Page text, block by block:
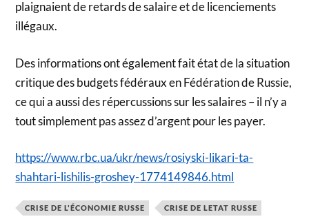
plaignaient de retards de salaire et de licenciements
illégaux.
Des informations ont également fait état de la situation
critique des budgets fédéraux en Fédération de Russie,
ce qui a aussi des répercussions sur les salaires – il n’y a
tout simplement pas assez d’argent pour les payer.
https://www.rbc.ua/ukr/news/rosiyski-likari-ta-
shahtari-lishilis-groshey-1774149846.html
CRISE DE L'ÉCONOMIE RUSSE CRISE DE LETAT RUSSE